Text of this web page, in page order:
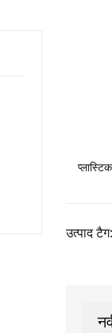
उत्पाद टैग: